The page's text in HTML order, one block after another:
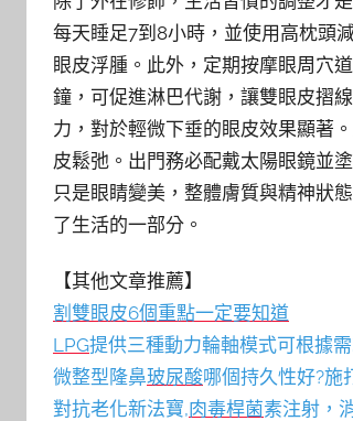
每天睡足7到8小時，並使用高枕頭
眼皮浮腫。此外，定期按摩眼周穴
鐘，可促進淋巴代謝，讓雙眼皮摺
力，對於輕微下垂的眼皮效果顯著
皮鬆弛。出門務必配戴太陽眼鏡並
只是眼睛變美，整體膚質與精神狀
了生活的一部分。
【其他文章推薦】
割雙眼皮6個重點一定要知道
LPG提供三種動力輪軸模式可根據
微整型隆鼻玻尿酸哪個持久性好?施
對抗老化新法寶,肉毒桿菌素注射，